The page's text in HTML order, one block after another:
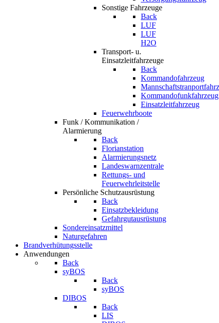
Sonstige Fahrzeuge
Back
LUF
LUF
H2O
Transport- u.
Einsatzleitfahrzeuge
Back
Kommandofahrzeug
Kommandofunkfahrzeug
Einsatzleitfahrzeug
Feuerwehrboote
Funk / Kommunikation /
Alarmierung
Back
Florianstation
Alarmierungsnetz
Landeswarnzentrale
Rettungs- und
Feuerwehrleitstelle
Persönliche Schutzausrüstung
Back
Einsatzbekleidung
Gefahrgutausrüstung
Sondereinsatzmittel
Naturgefahren
Brandverhütungsstelle
Anwendungen
Back
syBOS
Back
syBOS
DIBOS
Back
LIS